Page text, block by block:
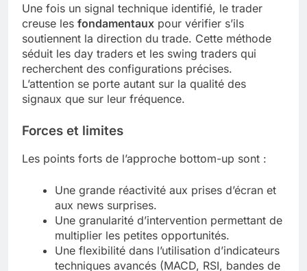
Une fois un signal technique identifié, le trader
creuse les fondamentaux pour vérifier s’ils
soutiennent la direction du trade. Cette méthode
séduit les day traders et les swing traders qui
recherchent des configurations précises.
L’attention se porte autant sur la qualité des
signaux que sur leur fréquence.
Forces et limites
Les points forts de l’approche bottom-up sont :
Une grande réactivité aux prises d’écran et
aux news surprises.
Une granularité d’intervention permettant de
multiplier les petites opportunités.
Une flexibilité dans l’utilisation d’indicateurs
techniques avancés (MACD, RSI, bandes de